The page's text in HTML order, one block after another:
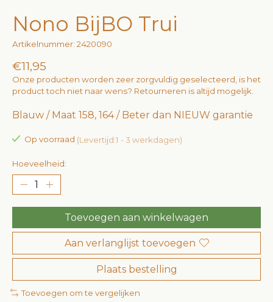
Nono BijBO Trui
Artikelnummer: 2420090
€11,95
Onze producten worden zeer zorgvuldig geselecteerd, is het
product toch niet naar wens? Retourneren is altijd mogelijk.
Blauw / Maat 158, 164 / Beter dan NIEUW garantie
Op voorraad (Levertijd:1 - 3 werkdagen)
Hoeveelheid:
Toevoegen aan winkelwagen
Aan verlanglijst toevoegen
Plaats bestelling
Toevoegen om te vergelijken